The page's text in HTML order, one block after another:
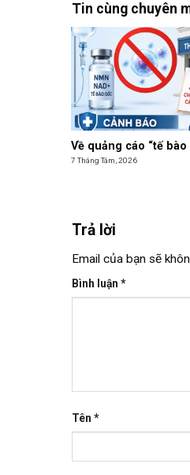
Tin cùng chuyên
Về quảng cáo “tế bào
7 Tháng Tám, 2026
Trả lời
Email của bạn sẽ
Bình luận *
Tên *